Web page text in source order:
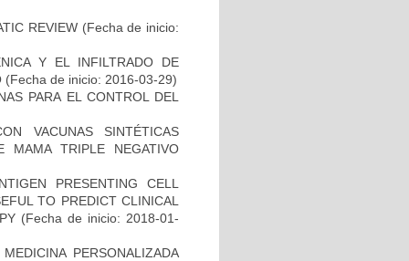
REVIEW (Fecha de inicio:
Y EL INFILTRADO DE
(Fecha de inicio: 2016-03-29)
PARA EL CONTROL DEL
VACUNAS SINTÉTICAS
MAMA TRIPLE NEGATIVO
PRESENTING CELL
TO PREDICT CLINICAL
(Fecha de inicio: 2018-01-
PERSONALIZADA